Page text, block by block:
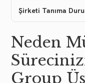
Şirketi Tanıma
Neden
Group